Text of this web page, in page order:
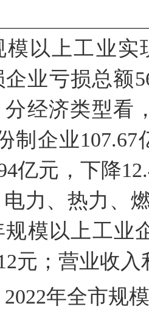
上工业实现
企业亏损总额
分经济类型看
制企业
亿元，下降
电力、热力、
规模以上工业
元；营业收
年全市规模